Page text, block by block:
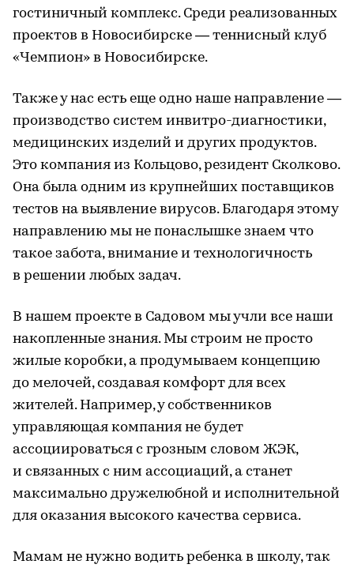
гостиничный комплекс. Среди реализованных
проектов в Новосибирске — теннисный клуб
«Чемпион» в Новосибирске.
Также у нас есть еще одно наше направление —
производство систем инвитро-диагностики,
медицинских изделий и других продуктов.
Это компания из Кольцово, резидент Сколково.
Она была одним из крупнейших поставщиков
тестов на выявление вирусов. Благодаря этому
направлению мы не понаслышке знаем что
такое забота, внимание и технологичность
в решении любых задач.
В нашем проекте в Садовом мы учли все наши
накопленные знания. Мы строим не просто
жилые коробки, а продумываем концепцию
до мелочей, создавая комфорт для всех
жителей. Например, у собственников
управляющая компания не будет
ассоциироваться с грозным словом ЖЭК,
и связанных с ним ассоциаций, а станет
максимально дружелюбной и исполнительной
для оказания высокого качества сервиса.
Мамам не нужно водить ребенка в школу, так